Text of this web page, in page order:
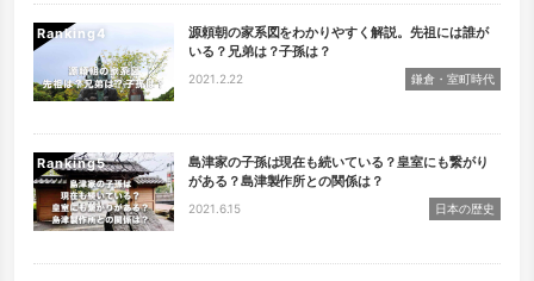
Ranking
源頼朝の家系図をわかりやすく解説。先祖には誰が
いる？兄弟は？子孫は？
2021.2.22 鎌倉・室町時代
Ranking
島津家の子孫は現在も続いている？皇室にも繋がり
がある？島津製作所との関係は？
2021.6.15 日本の歴史